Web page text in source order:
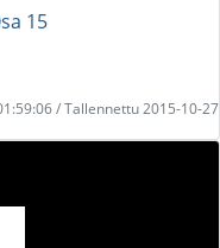
15
/ Tallennettu 2015-10-27